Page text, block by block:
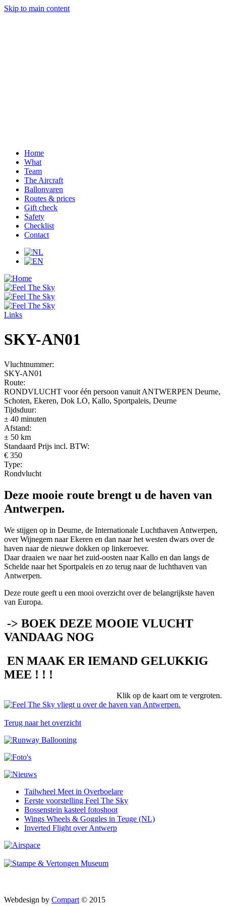
Skip to main content
Home
What
Team
The Aircraft
Ballonvaren
Routes & prices
Gift check
Safety
Checklist
Contact
Links
SKY-AN01
Vluchtnummer:
SKY-AN01
Route:
RONDVLUCHT voor één persoon vanuit ANTWERPEN Deurne,
Schoten, Ekeren, Dok LO, Kallo, Sportpaleis, Deurne
Tijdsduur:
± 40 minuten
Afstand:
± 50 km
Standaard Prijs incl. BTW:
€ 350
Type:
Rondvlucht
Deze mooie route brengt u de haven van
Antwerpen.
We stijgen op in Deurne, de Internationale Luchthaven Antwerpen,
over Wijnegem naar Ekeren en dan naar het westen dwars over de
haven naar de nieuwe dokken op linkeroever.
Daar draaien we naar het zuid-oosten naar Kallo en dan langs de
Schelde naar het Sportpaleis en zo terug naar de luchthaven van
Antwerpen.
Deze route geeft u een mooi overzicht over de belangrijkste haven
van Europa.
-> BOEK DEZE MOOIE VLUCHT
VANDAAG NOG
EN MAAK ER IEMAND GELUKKIG
MEE ! ! !
Klik op de kaart om te vergroten.
Terug naar het overzicht
Tailwheel Meet in Overboelare
Eerste voorstelling Feel The Sky
Bossenstein kasteel fotoshoot
Wings Wheels & Goggles in Teuge (NL)
Inverted Flight over Antwerp
Webdesign by Compart© 2015